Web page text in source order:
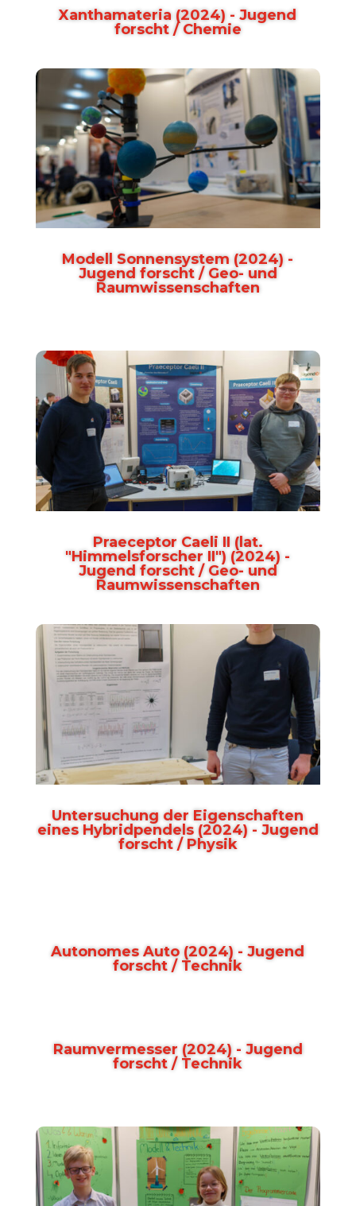
Xanthamateria (2024) - Jugend
forscht / Chemie
Modell Sonnensystem (2024) -
Jugend forscht / Geo- und
Raumwissenschaften
Praeceptor Caeli II (lat.
"Himmelsforscher II") (2024) -
Jugend forscht / Geo- und
Raumwissenschaften
Untersuchung der Eigenschaften
eines Hybridpendels (2024) - Jugend
forscht / Physik
Autonomes Auto (2024) - Jugend
forscht / Technik
Raumvermesser (2024) - Jugend
forscht / Technik